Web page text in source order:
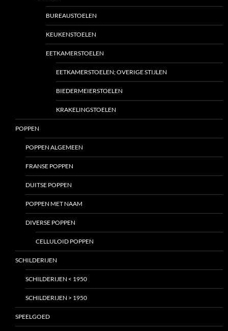
BUREAUSTOELEN
KEUKENSTOELEN
EETKAMERSTOELEN
EETKAMERSTOELEN; OVERIGE STIJLEN
BIEDERMEIERSTOELEN
KRAKELINGSTOELEN
POPPEN
POPPEN ALGEMEEN
FRANSE POPPEN
DUITSE POPPEN
POPPEN MET NAAM
DIVERSE POPPEN
CELLULOID POPPEN
SCHILDERIJEN
SCHILDERIJEN < 1950
SCHILDERIJEN > 1950
SPEELGOED